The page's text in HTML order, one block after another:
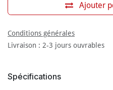
Ajouter
Conditions générales
Livraison : 2-3 jours ouvrables
Spécifications